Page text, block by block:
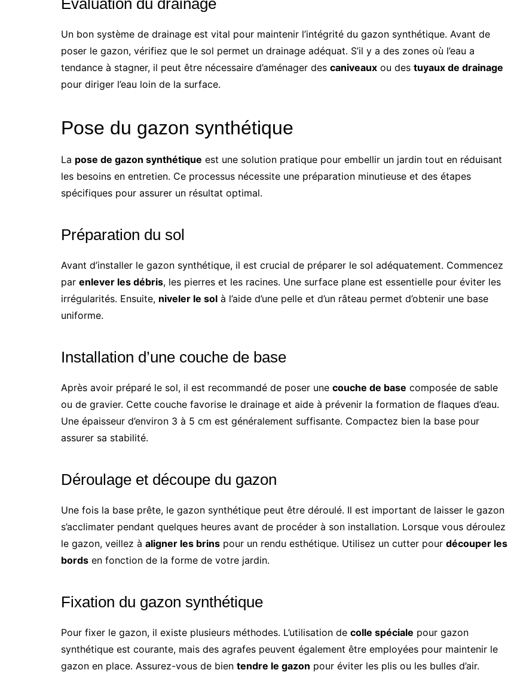
Évaluation du drainage
Un bon système de drainage est vital pour maintenir l’intégrité du gazon synthétique. Avant de
poser le gazon, vérifiez que le sol permet un drainage adéquat. S’il y a des zones où l’eau a
tendance à stagner, il peut être nécessaire d’aménager des caniveaux ou des tuyaux de drainage
pour diriger l’eau loin de la surface.
Pose du gazon synthétique
La pose de gazon synthétique est une solution pratique pour embellir un jardin tout en réduisant
les besoins en entretien. Ce processus nécessite une préparation minutieuse et des étapes
spécifiques pour assurer un résultat optimal.
Préparation du sol
Avant d’installer le gazon synthétique, il est crucial de préparer le sol adéquatement. Commencez
par enlever les débris, les pierres et les racines. Une surface plane est essentielle pour éviter les
irrégularités. Ensuite, niveler le sol à l’aide d’une pelle et d’un râteau permet d’obtenir une base
uniforme.
Installation d’une couche de base
Après avoir préparé le sol, il est recommandé de poser une couche de base composée de sable
ou de gravier. Cette couche favorise le drainage et aide à prévenir la formation de flaques d’eau.
Une épaisseur d’environ 3 à 5 cm est généralement suffisante. Compactez bien la base pour
assurer sa stabilité.
Déroulage et découpe du gazon
Une fois la base prête, le gazon synthétique peut être déroulé. Il est important de laisser le gazon
s’acclimater pendant quelques heures avant de procéder à son installation. Lorsque vous déroulez
le gazon, veillez à aligner les brins pour un rendu esthétique. Utilisez un cutter pour découper les
bords en fonction de la forme de votre jardin.
Fixation du gazon synthétique
Pour fixer le gazon, il existe plusieurs méthodes. L’utilisation de colle spéciale pour gazon
synthétique est courante, mais des agrafes peuvent également être employées pour maintenir le
gazon en place. Assurez-vous de bien tendre le gazon pour éviter les plis ou les bulles d’air.